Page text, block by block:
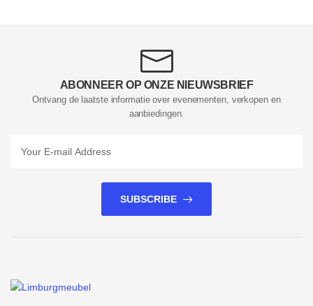
ABONNEER OP ONZE NIEUWSBRIEF
Ontvang de laatste informatie over evenementen, verkopen en
aanbiedingen.
SUBSCRIBE